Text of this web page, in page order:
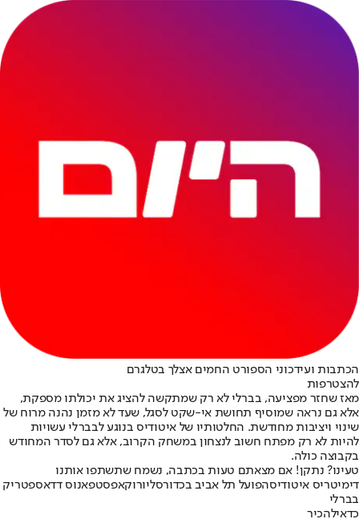
הכתבות ועידכוני הספורט החמים אצלך בטלגרם
להצטרפות
מאז שחזר מפציעה, בברלי לא רק שמתקשה להציג את יכולתו מספקת,
אלא גם נראה שמוסיף תחושת אי-שקט לסגל, שעד לא מזמן נהנה מרוח של
שינוי ויציבות מחודשת. החלטותיו של איטודיס בנוגע לבברלי עשויות
להיות לא רק מפתח חשוב לנצחון במשחק הקרוב, אלא גם לסדר המחודש
בקבוצה כולה.
טעינו? נתקן! אם מצאתם טעות בכתבה, נשמח שתשתפו אותנו
דימיטריס איטודיסהפועל תל אביב בכדורסליורוקאפסטפאנוס דדאספטריק
בברלי
כדאילהכיר